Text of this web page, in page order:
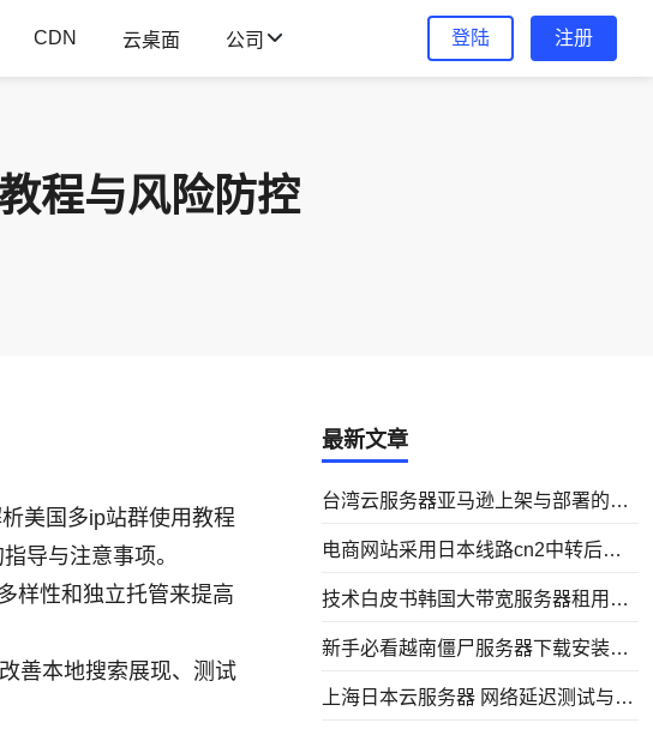
CDN 云桌面 公司 登陆 注册
程与风险防控
美国多ip站群使用教程
导与注意事项。
样性和独立托管来提高
善本地搜索展现、测试
最新文章
台湾云服务器亚马逊上架与部署的实
电商网站采用日本线路cn2中转后的
技术白皮书韩国大带宽服务器租用架
新手必看越南僵尸服务器下载安装后
上海日本云服务器 网络延迟测试与优